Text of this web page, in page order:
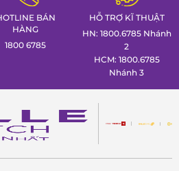
BÁN
HÀNG
1800 6785
HỖ TRỢ KĨ THUẬT
HN: 1800.6785 Nhánh
2
HCM: 1800.6785
Nhánh 3